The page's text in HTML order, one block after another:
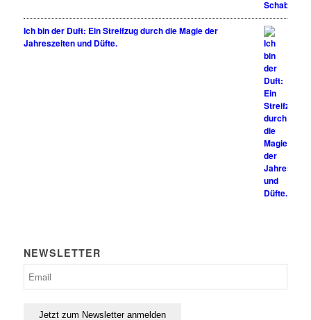
Ich bin der Duft: Ein Streifzug durch die Magie der
Jahreszeiten und Düfte.
NEWSLETTER